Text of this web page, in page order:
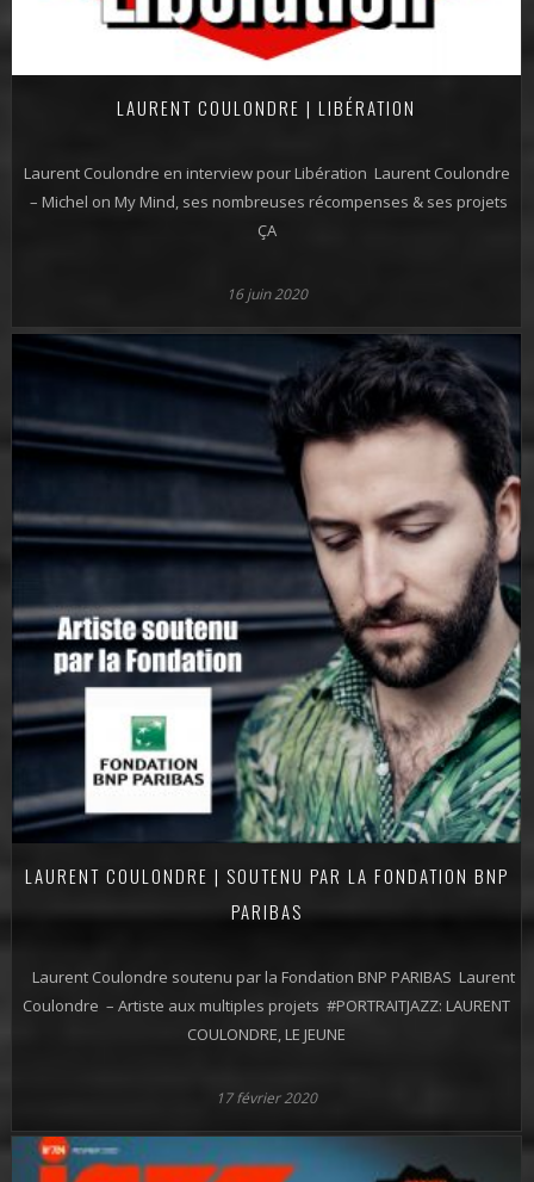
LAURENT COULONDRE | LIBÉRATION
Laurent Coulondre en interview pour Libération Laurent Coulondre
– Michel on My Mind, ses nombreuses récompenses & ses projets
ÇA
16 juin 2020
LAURENT COULONDRE | SOUTENU PAR LA FONDATION BNP
PARIBAS
Laurent Coulondre soutenu par la Fondation BNP PARIBAS Laurent
Coulondre – Artiste aux multiples projets #PORTRAITJAZZ: LAURENT
COULONDRE, LE JEUNE
17 février 2020